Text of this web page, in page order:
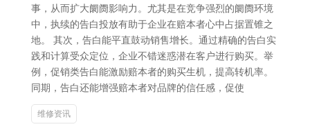
事，从而扩大阛阓影响力。尤其是在竞争强烈的阛阓环境
中，执续的告白投放有助于企业在赔本者心中占据置锥之
地。 其次，告白能平直鼓动销售增长。通过精确的告白实
践和计算受众定位，企业不错迷惑潜在客户进行购买。举
例，促销类告白能激励赔本者的购买生机，提高转机率。
同期，告白还能增强赔本者对品牌的信任感，促使
维修资讯